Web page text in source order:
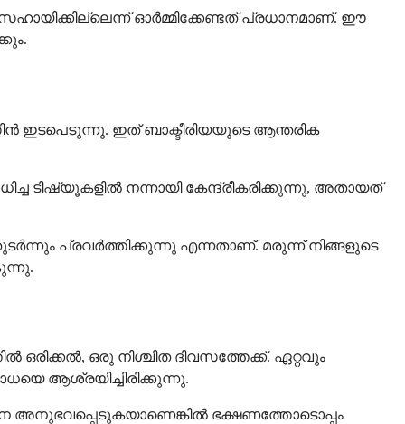
ഓർമ്മിക്കേണ്ടത് പ്രധാനമാണ്. ഈ
ഇടപെടുന്നു. ഇത് ബാക്ടീരിയയുടെ ആന്തരിക
ടിഷ്യൂകളിൽ നന്നായി കേന്ദ്രീകരിക്കുന്നു, അതായത്
പ്രവർത്തിക്കുന്നു എന്നതാണ്. മരുന്ന് നിങ്ങളുടെ
ഒരു നിശ്ചിത ദിവസത്തേക്ക്. ഏറ്റവും
ആശ്രയിച്ചിരിക്കുന്നു.
അനുഭവപ്പെടുകയാണെങ്കിൽ ഭക്ഷണത്തോടൊപ്പം